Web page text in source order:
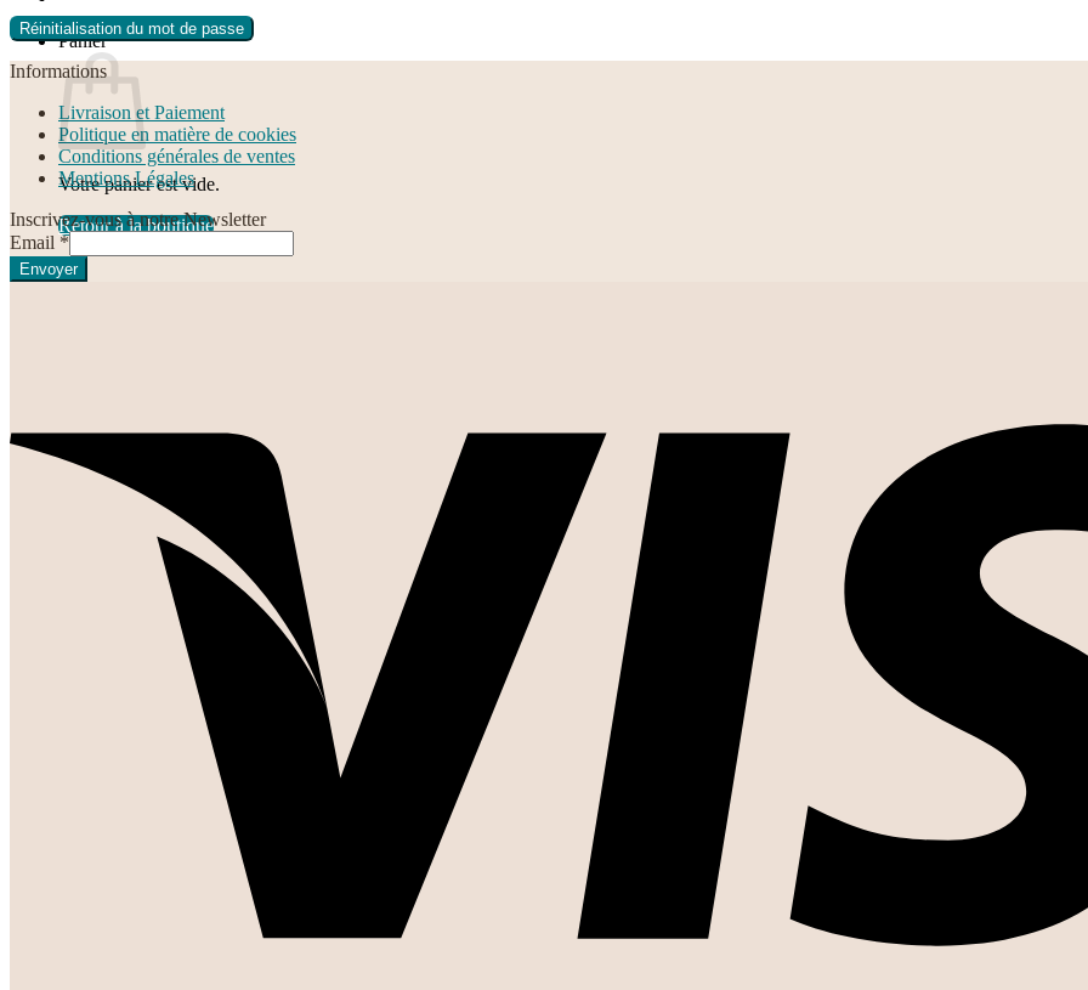
Panier
Votre panier est vide.
Retour à la boutique
Réinitialisation du mot de passe
Informations
Livraison et Paiement
Politique en matière de cookies
Conditions générales de ventes
Mentions Légales
Inscrivez-vous à notre Newsletter
Email *
Envoyer